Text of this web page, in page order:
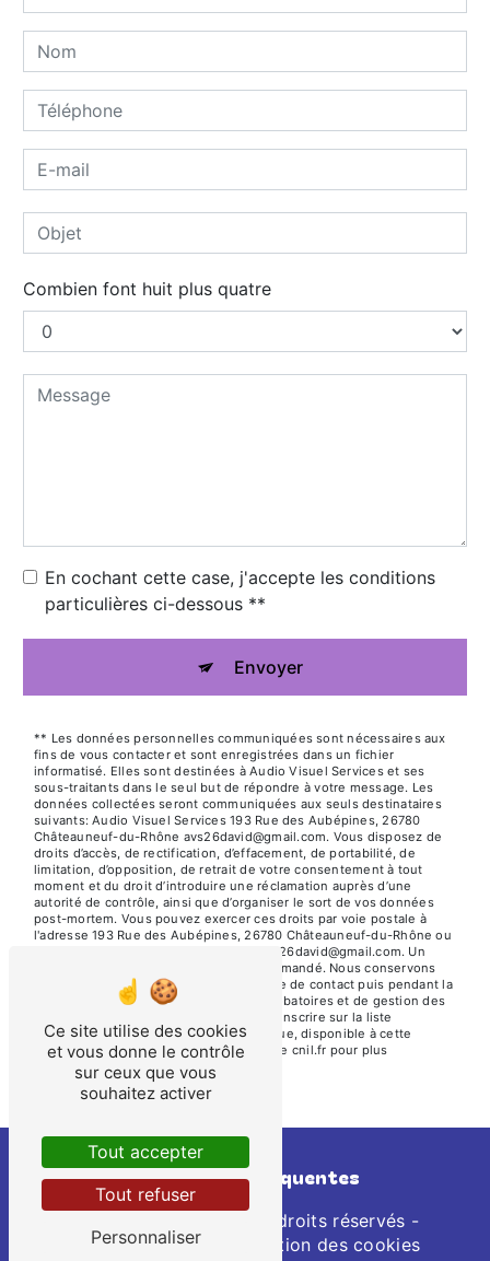
Combien font huit plus quatre
En cochant cette case, j'accepte les conditions
particulières ci-dessous **
Envoyer
** Les données personnelles communiquées sont nécessaires aux
fins de vous contacter et sont enregistrées dans un fichier
informatisé. Elles sont destinées à Audio Visuel Services et ses
sous-traitants dans le seul but de répondre à votre message. Les
données collectées seront communiquées aux seuls destinataires
suivants: Audio Visuel Services 193 Rue des Aubépines, 26780
Châteauneuf-du-Rhône avs26david@gmail.com. Vous disposez de
droits d’accès, de rectification, d’effacement, de portabilité, de
limitation, d’opposition, de retrait de votre consentement à tout
moment et du droit d’introduire une réclamation auprès d’une
autorité de contrôle, ainsi que d’organiser le sort de vos données
post-mortem. Vous pouvez exercer ces droits par voie postale à
l'adresse 193 Rue des Aubépines, 26780 Châteauneuf-du-Rhône ou
par courrier électronique à l'adresse avs26david@gmail.com. Un
justificatif d'identité pourra vous être demandé. Nous conservons
vos données pendant la période de prise de contact puis pendant la
durée de prescription légale aux fins probatoires et de gestion des
contentieux. Vous avez le droit de vous inscrire sur la liste
d'opposition au démarchage téléphonique, disponible à cette
adresse: Bloctel.gouv.fr . Consultez le site cnil.fr pour plus
d’informations sur vos droits.
Recherches fréquentes
- 2026 - Tous droits réservés -
Mentions légales
Gestion des cookies
Ce site utilise des cookies
et vous donne le contrôle
sur ceux que vous
souhaitez activer
Tout accepter
Tout refuser
Personnaliser